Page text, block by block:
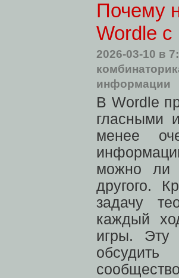
Почему
Wordle
2026-03-10 в
информации
В Wordle
гласными
менее
можно ли
другого.
задачу
каждый
игры. Эту